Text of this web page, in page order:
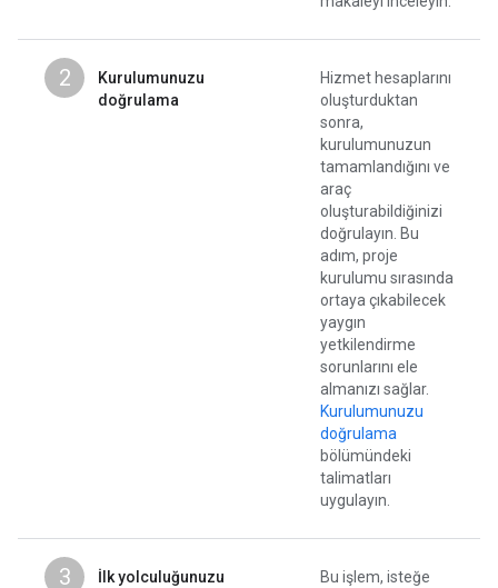
2
Kurulumunuzu
doğrulama
Hizmet hesaplarını
oluşturduktan
sonra,
kurulumunuzun
tamamlandığını ve
araç
oluşturabildiğinizi
doğrulayın. Bu
adım, proje
kurulumu sırasında
ortaya çıkabilecek
yaygın
yetkilendirme
sorunlarını ele
almanızı sağlar.
Kurulumunuzu
doğrulama
bölümündeki
talimatları
uygulayın.
3
İlk yolculuğunuzu
Bu işlem, isteğe